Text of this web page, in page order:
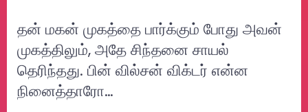
தன் மகன் முகத்தை பார்க்கும் போது அவன்
முகத்திலும், அதே சிந்தனை சாயல்
தெரிந்தது. பின் வில்சன் விக்டர் என்ன
நினைத்தாரோ…